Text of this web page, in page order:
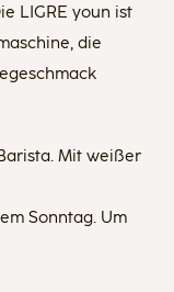
LIGRE youn ist
die
Mit weißer
Sonntag. Um